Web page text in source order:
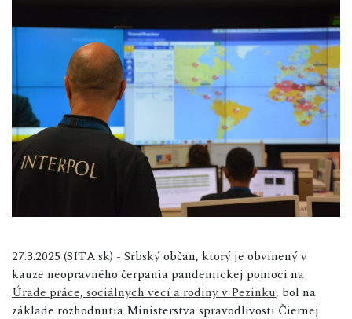
27.3.2025 (SITA.sk) - Srbský občan, ktorý je obvinený v
kauze neopravného čerpania pandemickej pomoci na
Úrade práce, sociálnych vecí a rodiny v Pezinku, bol na
základe rozhodnutia Ministerstva spravodlivosti Čiernej